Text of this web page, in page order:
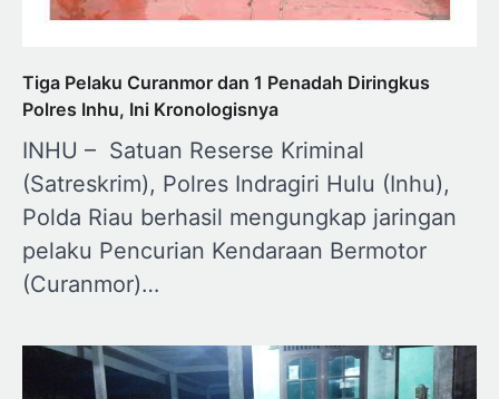
Tiga Pelaku Curanmor dan 1 Penadah Diringkus
Polres Inhu, Ini Kronologisnya
INHU – Satuan Reserse Kriminal
(Satreskrim), Polres Indragiri Hulu (Inhu),
Polda Riau berhasil mengungkap jaringan
pelaku Pencurian Kendaraan Bermotor
(Curanmor)…